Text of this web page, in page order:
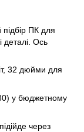
ПК для
деталі. Ось
32 дюйми для
у бюджетному
через